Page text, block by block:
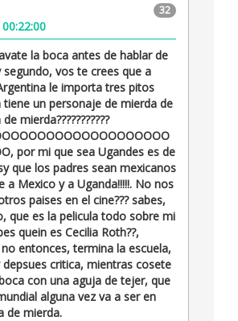
32
la boca antes de hablar de
segundo, vos te crees que a
le importa tres pitos
tiene un personaje de mierda de
mierda???????????
por mi que sea Ugandes es de
que los padres sean mexicanos
a Mexico y a Uganda!!!!!. No nos
paises en el cine??? sabes,
que es la pelicula todo sobre mi
quein es Cecilia Roth??,
entonces, termina la escuela,
critica, mientras cosete
con una aguja de tejer, que
alguna vez va a ser en
de mierda.